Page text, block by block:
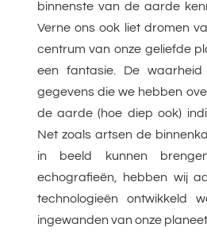
binnenste van de aarde
Verne ons ook liet dromen
centrum van onze geliefde
een fantasie. De
gegevens die we hebben
de aarde (hoe diep ook)
Net zoals artsen de
in beeld kunnen
echografieën, hebben wij
technologieën ontwikkeld
ingewanden van onze